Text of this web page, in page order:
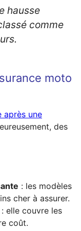
hausse
comme
moto
après une
des
: les modèles
cher à assurer.
: elle couvre les
coût.